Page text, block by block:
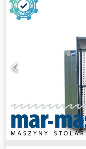
Mobiel ontwerp -
systeem Technische
0,75 kW / 2,1 kW
Luchtvolume: 6 800
Filteroppervlak: 2
met smoorklep
1215 Gewicht: 248kg